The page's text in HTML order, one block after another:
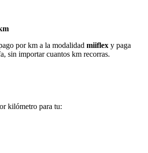
por km a la modalidad miiflex y paga
sin importar cuantos km recorras.
kilómetro para tu: